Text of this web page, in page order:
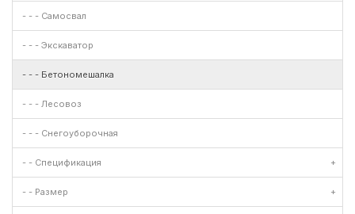
- - - Самосвал
- - - Экскаватор
- - - Бетономешалка
- - - Лесовоз
- - - Снегоуборочная
- - Спецификация +
- - Размер +